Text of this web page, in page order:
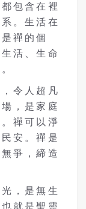
包含在裡
。生活在
禪的個
活、生命
令人超凡
，是家庭
禪可以淨
安。禪是
爭，締造
，是無生
就是聖靈